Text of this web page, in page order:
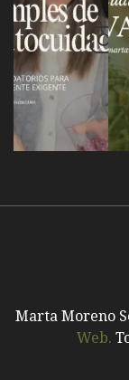
Marta Moreno
Web.